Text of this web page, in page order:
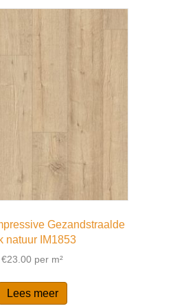
Gezandstraalde
natuur IM1853
€23.00 per m²
Lees meer